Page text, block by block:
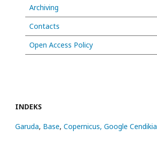
Archiving
Contacts
Open Access Policy
INDEKS
Garuda, Base, Copernicus, Google Cendikia